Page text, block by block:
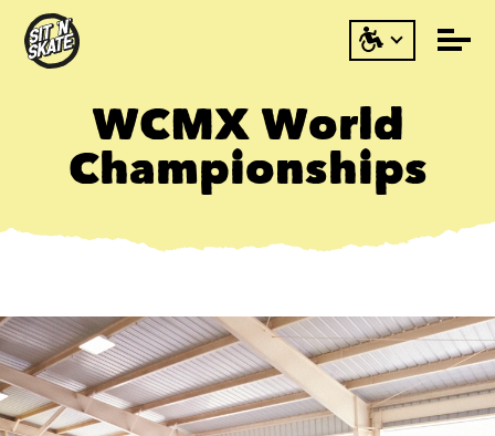
WCMX World
Championships